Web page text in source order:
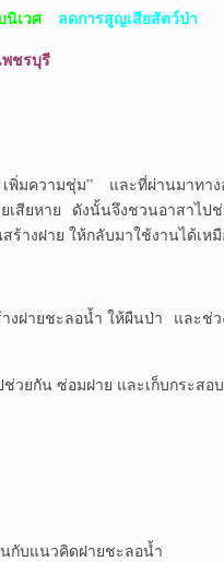
เวศ
ลดการสูญเสียสัตว์ป่า
ชรบุรี
พิ่มความชุ่ม” และที่ผ่านมาทา
เสียหาย ดังนั้นจึงชวนอาสาไป
ร้างฝาย ให้กลับมาใช้งานได้เห
งฝายชะลอน้ำ ให้ผืนป่า และช่ว
ยกัน ซ่อมฝาย และเก็บกระสอบ
บแนวคิดฝายชะลอน้ำ